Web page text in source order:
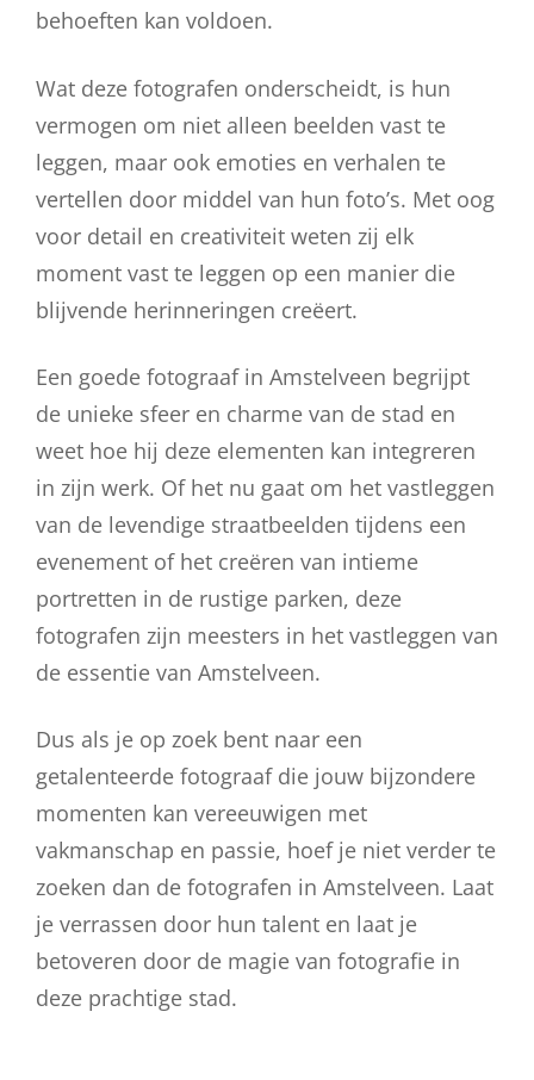
behoeften kan voldoen.
Wat deze fotografen onderscheidt, is hun
vermogen om niet alleen beelden vast te
leggen, maar ook emoties en verhalen te
vertellen door middel van hun foto’s. Met oog
voor detail en creativiteit weten zij elk
moment vast te leggen op een manier die
blijvende herinneringen creëert.
Een goede fotograaf in Amstelveen begrijpt
de unieke sfeer en charme van de stad en
weet hoe hij deze elementen kan integreren
in zijn werk. Of het nu gaat om het vastleggen
van de levendige straatbeelden tijdens een
evenement of het creëren van intieme
portretten in de rustige parken, deze
fotografen zijn meesters in het vastleggen van
de essentie van Amstelveen.
Dus als je op zoek bent naar een
getalenteerde fotograaf die jouw bijzondere
momenten kan vereeuwigen met
vakmanschap en passie, hoef je niet verder te
zoeken dan de fotografen in Amstelveen. Laat
je verrassen door hun talent en laat je
betoveren door de magie van fotografie in
deze prachtige stad.